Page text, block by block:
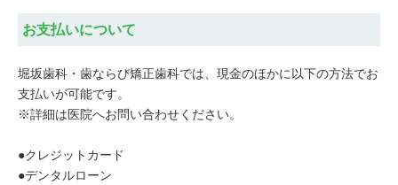
お支払いについて
堀坂歯科・歯ならび矯正歯科では、現金のほかに以下の方法でお
支払いが可能です。
※詳細は医院へお問い合わせください。
●クレジットカード
●デンタルローン